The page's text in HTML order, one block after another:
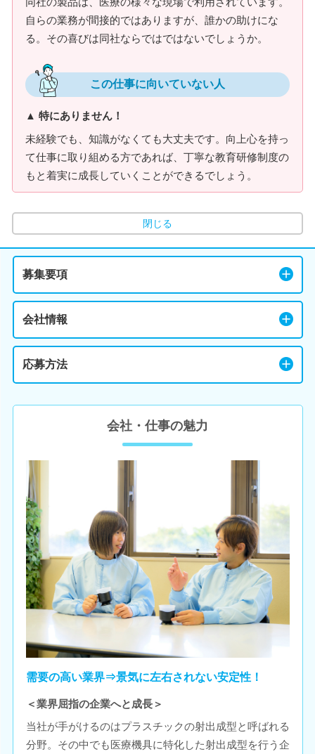
自らの業務が間接的ではありますが、誰かの助けにな
る。その喜びは同社ならではではないでしょうか。
この仕事に向いていない人
▲ 特にありません！
未経験でも、知識がなくても大丈夫です。向上心を持っ
て仕事に取り組める方であれば、丁寧な教育研修制度の
もと着実に成長していくことができるでしょう。
閉じる
募集要項
会社情報
応募方法
会社・仕事の魅力
需要の高い業界⇒景気に左右されない安定性！
＜業界屈指の企業へと成長＞
当社が手がけるのはプラスチックの射出成型と呼ばれる
分野。その中でも医療機具に特化した射出成型を行う企